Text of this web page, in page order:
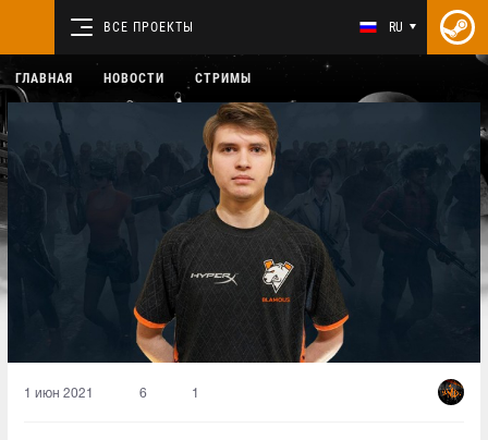
ВСЕ ПРОЕКТЫ RU
ГЛАВНАЯ НОВОСТИ СТРИМЫ
1 июн 2021 6 1